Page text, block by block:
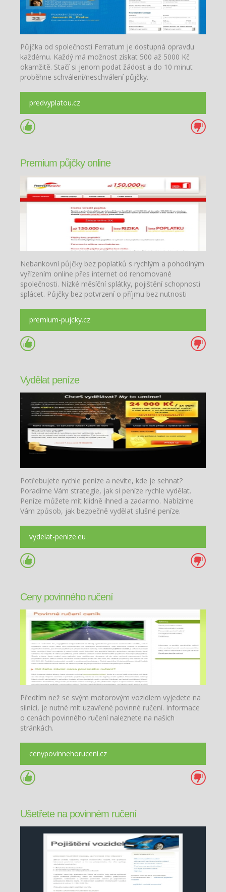
Půjčka od společnosti Ferratum je dostupná opravdu
každému. Každý má možnost získat 500 až 5000 Kč
okamžitě. Stačí si jenom podat žádost a do 10 minut
proběhne schválení/neschválení půjčky.
predvyplatou.cz
Premium půjčky online
Nebankovní půjčky bez poplatků s rychlým a pohodlným
vyřízením online přes internet od renomované
společnosti. Nízké měsíční splátky, pojištění schopnosti
splácet. Půjčky bez potvrzení o příjmu bez nutnosti
premium-pujcky.cz
Vydělat peníze
Potřebujete rychle peníze a nevíte, kde je sehnat?
Poradíme Vám strategie, jak si peníze rychle vydělat.
Peníze můžete mít klidně ihned a zadarmo. Nabízíme
Vám způsob, jak bezpečně vydělat slušné peníze.
vydelat-penize.eu
Ceny povinného ručení
Předtím než se svým motorovým vozidlem vyjedete na
silnici, je nutné mít uzavřené povinné ručení. Informace
o cenách povinného ručení naleznete na našich
stránkách.
cenypovinnehoruceni.cz
Ušetřete na povinném ručení